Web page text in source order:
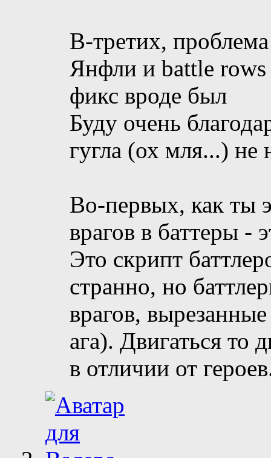
В-третих,
Янфли и battle rows
фикс вроде был
Буду очень
гугла (ох мля...) не
Во-первых, как ты
врагов в баттеры -
Это скрипт
странно, но
врагов,
ага). Двигаться то
в отличии от